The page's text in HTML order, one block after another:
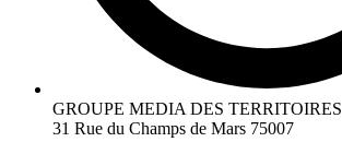
GROUPE MEDIA DES TERRITOIRES
31 Rue du Champs de Mars 75007